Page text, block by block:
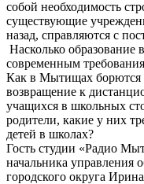
собой необходимость
существующие
назад, справляются с
Насколько образование
современным
Как в Мытищах борются
возвращение к
учащихся в школьных
родители, какие у них
детей в школах?
Гость студии «Радио
начальника управления
городского округа